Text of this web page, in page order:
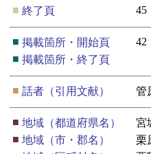
■ 終了頁 45
■ 掲載箇所・開始頁
42
■ 掲載箇所・終了頁
■ 話者（引用文献） 管
■ 地域（都道府県名）
宮
■ 地域（市・郡名）
栗